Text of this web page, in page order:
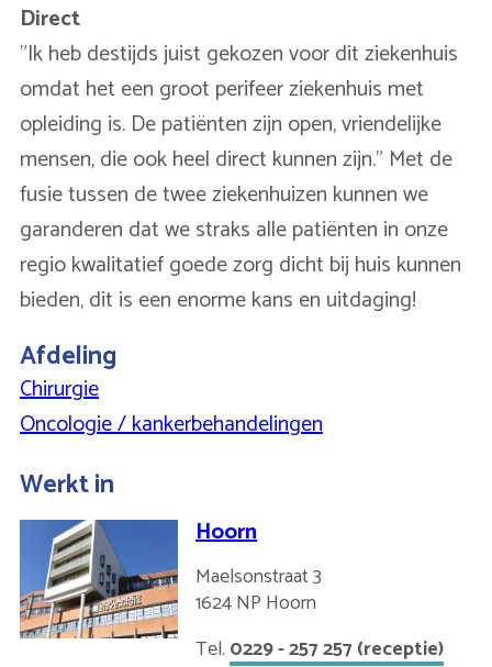
Direct
"Ik heb destijds juist gekozen voor dit ziekenhuis
omdat het een groot perifeer ziekenhuis met
opleiding is. De patiënten zijn open, vriendelijke
mensen, die ook heel direct kunnen zijn." Met de
fusie tussen de twee ziekenhuizen kunnen we
garanderen dat we straks alle patiënten in onze
regio kwalitatief goede zorg dicht bij huis kunnen
bieden, dit is een enorme kans en uitdaging!
Afdeling
Chirurgie
Oncologie / kankerbehandelingen
Werkt in
Hoorn
Maelsonstraat 3
1624 NP Hoorn
0229 - 257 257 (receptie)